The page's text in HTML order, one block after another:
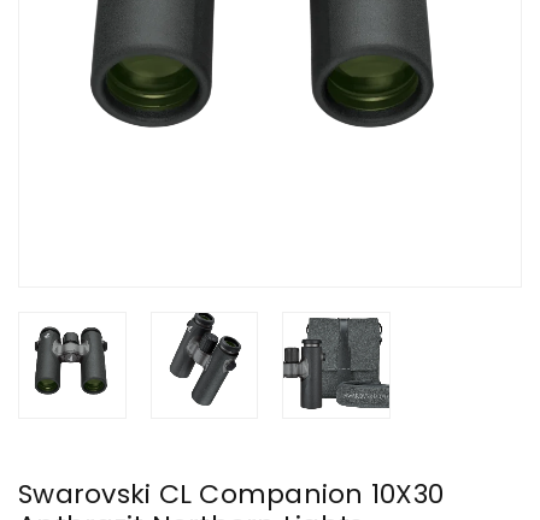
Swarovski CL Companion 10X30